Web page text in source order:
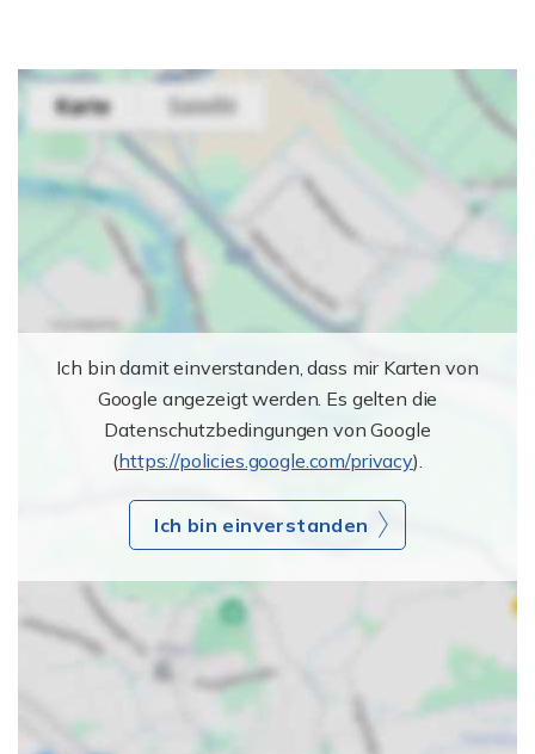
Ich bin damit einverstanden, dass mir Karten von
Google angezeigt werden. Es gelten die
Datenschutzbedingungen von Google
(https://policies.google.com/privacy).
Ich bin einverstanden